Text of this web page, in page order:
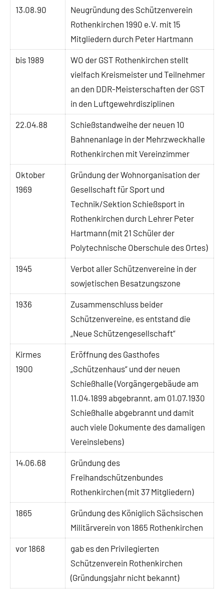
13.08.90
Neugründung des Schützenverein
Rothenkirchen 1990 e.V. mit 15
Mitgliedern durch Peter Hartmann
bis 1989
WO der GST Rothenkirchen stellt
vielfach Kreismeister und Teilnehmer
an den DDR-Meisterschaften der GST
in den Luftgewehrdisziplinen
22.04.88
Schießstandweihe der neuen 10
Bahnenanlage in der Mehrzweckhalle
Rothenkirchen mit Vereinzimmer
Oktober
1969
Gründung der Wohnorganisation der
Gesellschaft für Sport und
Technik/Sektion Schießsport in
Rothenkirchen durch Lehrer Peter
Hartmann (mit 21 Schüler der
Polytechnische Oberschule des Ortes)
1945
Verbot aller Schützenvereine in der
sowjetischen Besatzungszone
1936
Zusammenschluss beider
Schützenvereine, es entstand die
„Neue Schützengesellschaft“
Kirmes
1900
Eröffnung des Gasthofes
„Schützenhaus“ und der neuen
Schießhalle (Vorgängergebäude am
11.04.1899 abgebrannt, am 01.07.1930
Schießhalle abgebrannt und damit
auch viele Dokumente des damaligen
Vereinslebens)
14.06.68
Gründung des
Freihandschützenbundes
Rothenkirchen (mit 37 Mitgliedern)
1865
Gründung des Königlich Sächsischen
Militärverein von 1865 Rothenkirchen
vor 1868
gab es den Privilegierten
Schützenverein Rothenkirchen
(Gründungsjahr nicht bekannt)